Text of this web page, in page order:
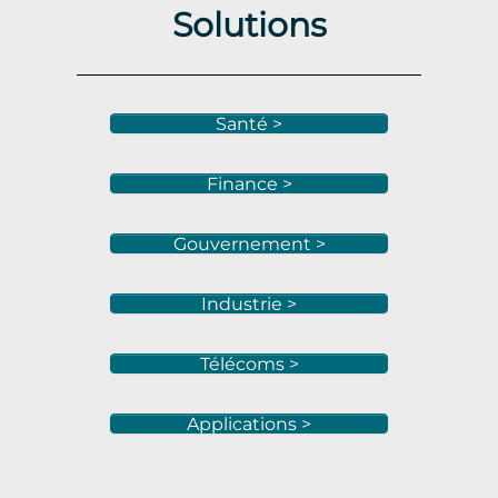
Solutions
Santé >
Finance >
Gouvernement >
Industrie >
Télécoms >
Applications >